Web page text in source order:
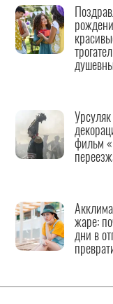
фильм
жаре:
дни в